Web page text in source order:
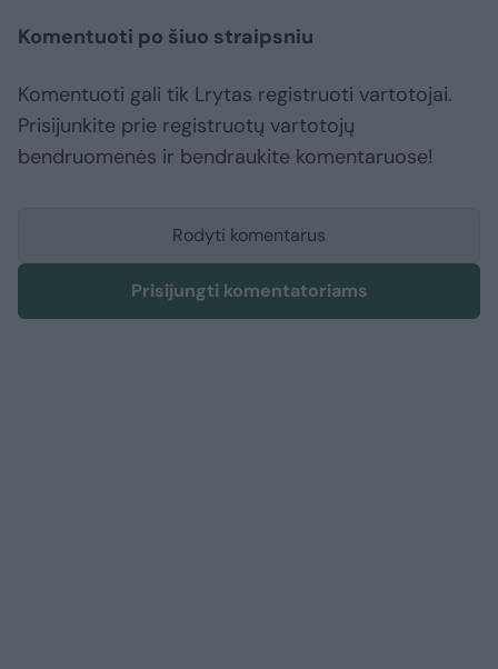
Komentuoti po šiuo straipsniu
Komentuoti gali tik Lrytas registruoti vartotojai.
Prisijunkite prie registruotų vartotojų
bendruomenės ir bendraukite komentaruose!
Rodyti komentarus
Prisijungti komentatoriams